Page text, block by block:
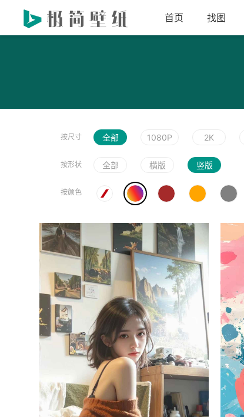
首页 找图
按尺寸 全部 1080P 2K
按形状 全部 横版 竖版
按颜色